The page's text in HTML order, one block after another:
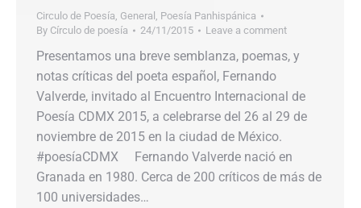
Circulo de Poesía, General , Poesía Panhispánica
By Círculo de poesía 24/11/2015 Leave a comment
Presentamos una breve semblanza, poemas, y
notas críticas del poeta español, Fernando
Valverde, invitado al Encuentro Internacional de
Poesía CDMX 2015, a celebrarse del 26 al 29 de
noviembre de 2015 en la ciudad de México.
#poesíaCDMX Fernando Valverde nació en
Granada en 1980. Cerca de 200 críticos de más de
100 universidades…